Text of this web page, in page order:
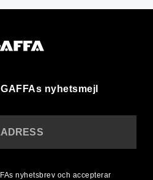
nyhetsmejl
nyhetsbrev och accepterar